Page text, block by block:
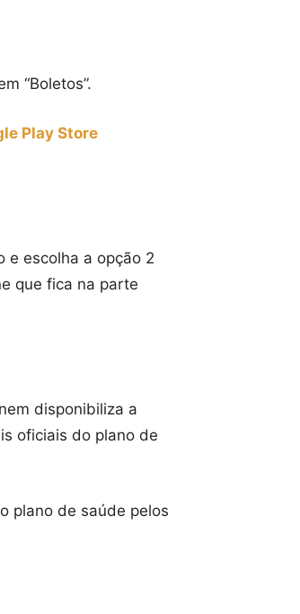
“Boletos”.
Play Store
e escolha a opção 2
que fica na parte
disponibiliza a
oficiais do plano de
plano de saúde pelos